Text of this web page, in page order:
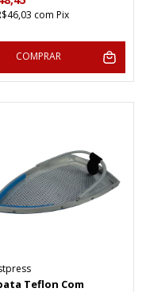
com Pix
COMPRAR
Teflon Com